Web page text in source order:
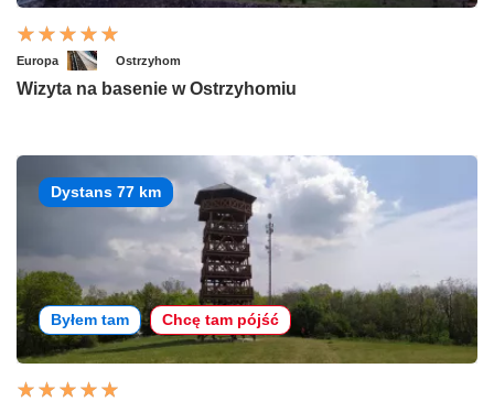
Europa Ostrzyhom
Wizyta na basenie w Ostrzyhomiu
Dystans 77 km
Byłem tam Chcę tam pójść